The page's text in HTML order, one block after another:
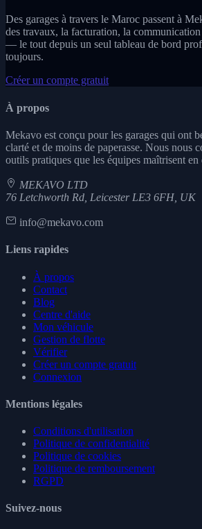
Des garages à travers le Maroc passent à
des travaux, la facturation, la
— le tout depuis un seul tableau de bord
toujours.
Créer un compte gratuit
À propos
Mekavo est conçu pour les garages qui ont
clarté et de moins de paperasse. Nous nous
outils pratiques que les équipes maîtrisent en
MEKAVO LTD
76 Letchworth Rd, Leicester LE3 6FH, UK
info@mekavo.com
Liens rapides
À propos
Contact
Blog
Centre d'aide
Mon véhicule
Gestion de flotte
Vérifier
Créer un compte gratuit
Connexion
Mentions légales
Conditions d'utilisation
Politique de confidentialité
Politique de cookies
Politique de remboursement
RGPD
Suivez-nous